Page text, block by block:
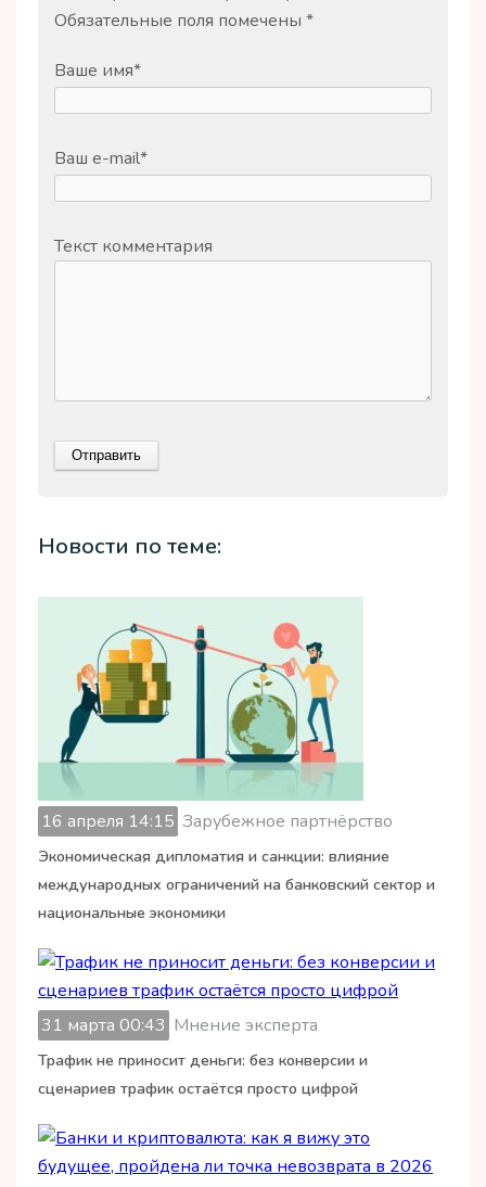
Обязательные поля помечены *
Ваше имя*
Ваш e-mail*
Текст комментария
Новости по теме:
16 апреля 14:15 Зарубежное партнёрство
Экономическая дипломатия и санкции: влияние
международных ограничений на банковский сектор и
национальные экономики
31 марта 00:43 Мнение эксперта
Трафик не приносит деньги: без конверсии и
сценариев трафик остаётся просто цифрой